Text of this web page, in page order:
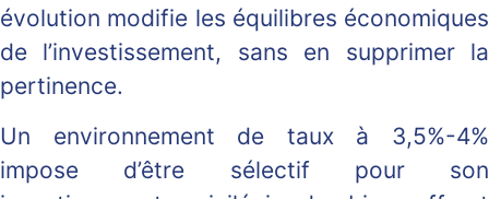
évolution modifie les équilibres économiques
de l’investissement, sans en supprimer la
pertinence.
Un environnement de taux à 3,5%-4%
impose d’être sélectif pour son